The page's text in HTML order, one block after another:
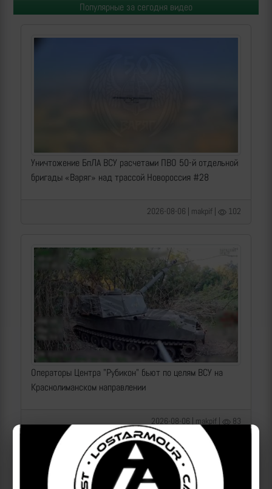
Популярные за сегодня видео
Уничтожение БпЛА ВСУ расчетами ПВО 50-й отдельной
бригады «Варяг» над трассой Новороссия #28
2026-08-06 | makpif | 102
Операторы Центра "Рубикон" бьют по целям ВСУ на
Краснолиманском направлении
2026-08-06 | makpif | 83